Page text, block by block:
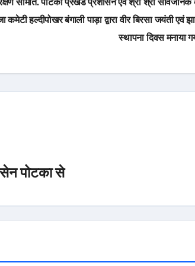
कमेटी हल्दीपोखर बंगाली पाड़ा द्वारा वीर बिरसा जयंती एवं
स्थापना दिवस मनाया
पोटका से